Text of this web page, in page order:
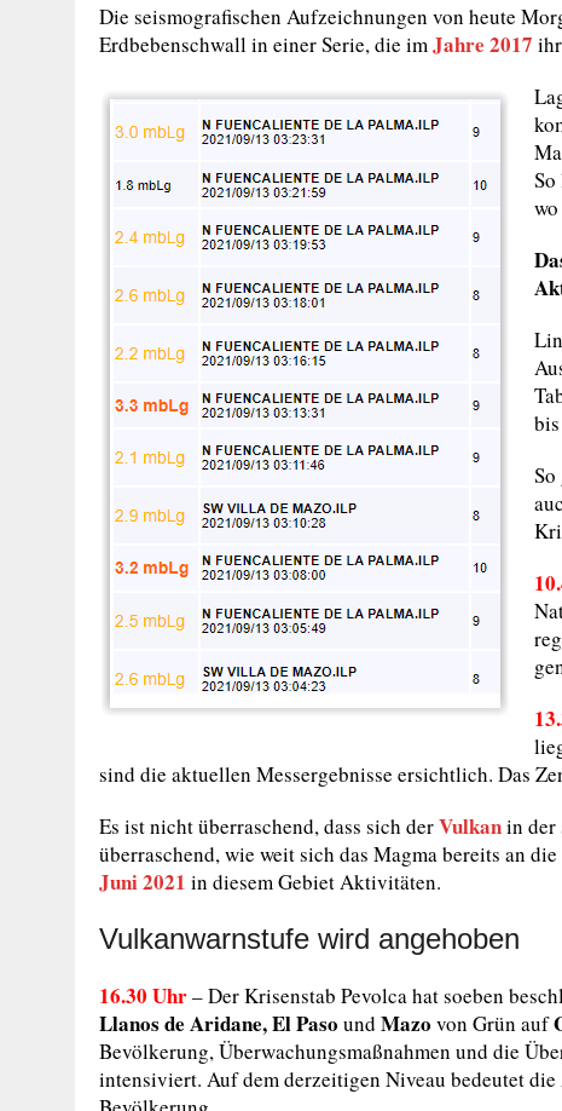
Die seismografischen Aufzeichnungen von heute
Erdbebenschwall in einer Serie, die imJahre 2017
sind die aktuellen Messergebnisse ersichtlich. Das
Es ist nicht überraschend, dass sich derVulkanin der
überraschend, wie weit sich das Magma bereits an
Juni 2021 in diesem Gebiet Aktivitäten.
Vulkanwarnstufe wird angehoben
16.30 Uhr– Der Krisenstab Pevolca hat soeben
Llanos de Aridane, El Paso und Mazo von Grün auf
Bevölkerung, Überwachungsmaßnahmen und die
intensiviert. Auf dem derzeitigen Niveau bedeutet